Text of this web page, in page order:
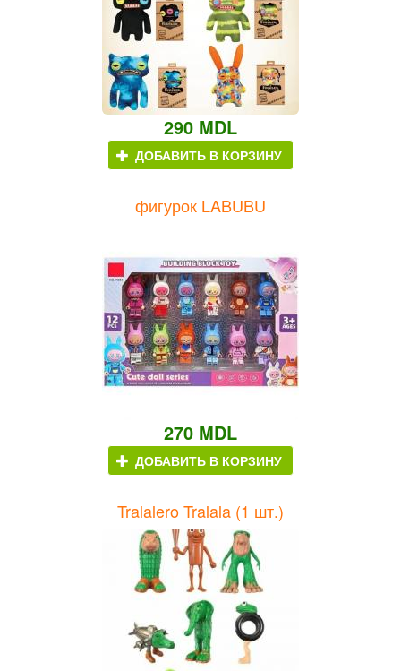
290 MDL
ДОБАВИТЬ В КОРЗИНУ
фигурок LABUBU
270 MDL
ДОБАВИТЬ В КОРЗИНУ
Tralalero Tralala (1 шт.)